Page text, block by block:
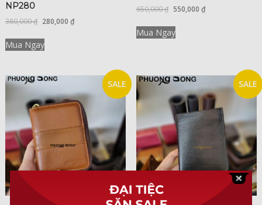
NP280
380,000₫ 280,000 ₫
Mua Ngay
650,000₫ 550,000 ₫
Mua Ngay
SALE SALE